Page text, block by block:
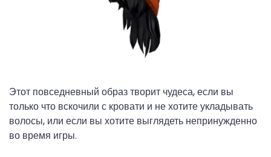
Этот повседневный образ творит чудеса, если вы
только что вскочили с кровати и не хотите укладывать
волосы, или если вы хотите выглядеть непринужденно
во время игры.